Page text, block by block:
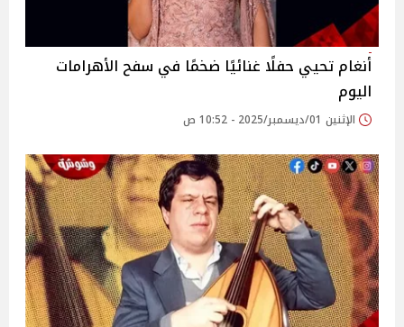
أنغام تحيي حفلًا غنائيًا ضخمًا في سفح الأهرامات
اليوم
الإثنين 01/ديسمبر/2025 - 10:52 ص